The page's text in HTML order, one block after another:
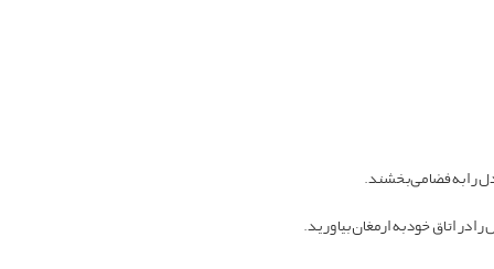
را به فضا می‌بخشند.
در اتاق خود به ارمغان بیاورید.